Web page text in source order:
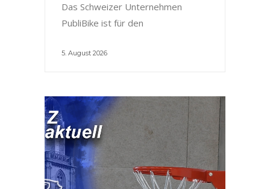
Das Schweizer Unternehmen
PubliBike ist für den
5. August 2026